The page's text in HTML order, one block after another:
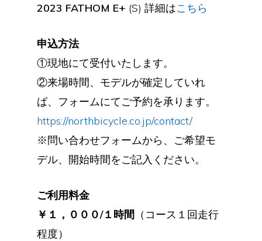
2023 FATHOM E+ (S) 詳細はこちら
申込方法
①現地にて受付いたします。
②来場時間、モデルが確定していれ
ば、フォームにてご予約を承ります。
https://northbicycle.co.jp/contact/
※問い合わせフォームから、ご希望モ
デル、開始時間をご記入ください。
ご利用料金
￥１，０００/１時間 （コース１回走行
程度）